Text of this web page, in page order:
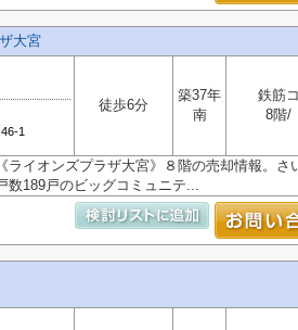
大宮
1
徒歩6分
築37年
南
鉄筋
8階/
イオンズプラザ大宮》８階の売却情報。さ
数189戸のビッグコミュニテ...